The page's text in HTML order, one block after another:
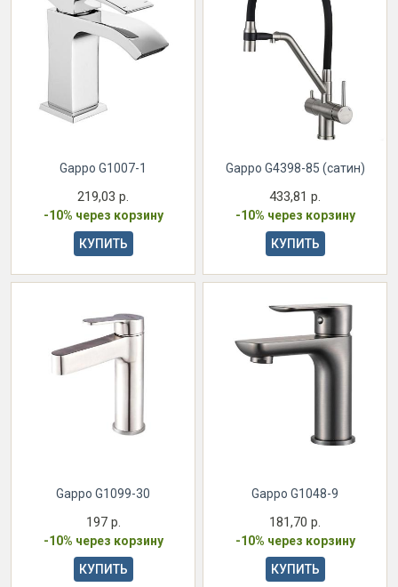
Gappo G1007-1
219,03 р.
-10% через корзину
КУПИТЬ
Gappo G4398-85 (сатин)
433,81 р.
-10% через корзину
КУПИТЬ
Gappo G1099-30
197 р.
-10% через корзину
КУПИТЬ
Gappo G1048-9
181,70 р.
-10% через корзину
КУПИТЬ